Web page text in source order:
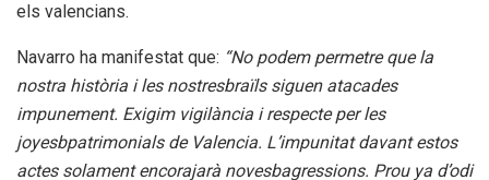
els valencians.
Navarro ha manifestat que: “No podem permetre que la
nostra història i les nostresbraïls siguen atacades
impunement. Exigim vigilància i respecte per les
joyesbpatrimonials de Valencia. L’impunitat davant estos
actes solament encorajarà novesbagressions. Prou ya d’odi